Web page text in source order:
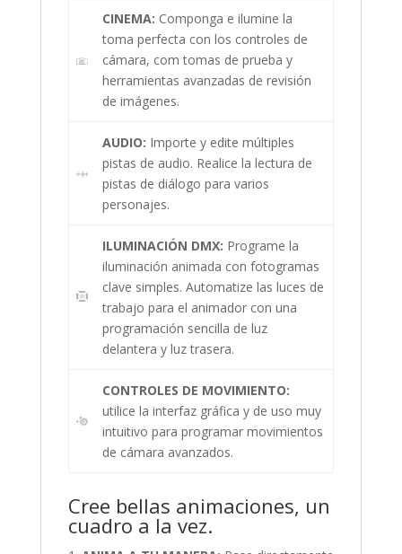
CINEMA: Componga e ilumine la
toma perfecta con los controles de
cámara, com tomas de prueba y
herramientas avanzadas de revisión
de imágenes.
AUDIO: Importe y edite múltiples
pistas de audio. Realice la lectura de
pistas de diálogo para varios
personajes.
ILUMINACIÓN DMX: Programe la
iluminación animada con fotogramas
clave simples. Automatize las luces de
trabajo para el animador con una
programación sencilla de luz
delantera y luz trasera.
CONTROLES DE MOVIMIENTO:
utilice la interfaz gráfica y de uso muy
intuitivo para programar movimientos
de cámara avanzados.
Cree bellas animaciones, un
cuadro a la vez.